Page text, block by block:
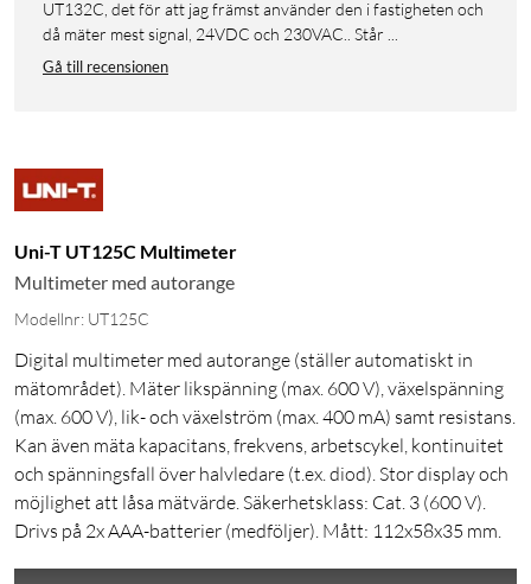
UT132C, det för att jag främst använder den i fastigheten och
då mäter mest signal, 24VDC och 230VAC.. Står ...
Gå till recensionen
Uni-T UT125C Multimeter
Multimeter med autorange
Modellnr: UT125C
Digital multimeter med autorange (ställer automatiskt in
mätområdet). Mäter likspänning (max. 600 V), växelspänning
(max. 600 V), lik- och växelström (max. 400 mA) samt resistans.
Kan även mäta kapacitans, frekvens, arbetscykel, kontinuitet
och spänningsfall över halvledare (t.ex. diod). Stor display och
möjlighet att låsa mätvärde. Säkerhetsklass: Cat. 3 (600 V).
Drivs på 2x AAA-batterier (medföljer). Mått: 112x58x35 mm.